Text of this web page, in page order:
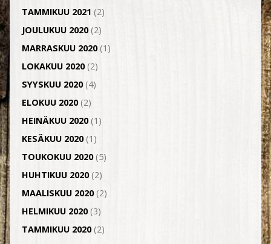
TAMMIKUU 2021 (2)
JOULUKUU 2020(2)
MARRASKUU 2020(1)
LOKAKUU 2020(2)
SYYSKUU 2020(4)
ELOKUU 2020(2)
HEINÄKUU 2020(1)
KESÄKUU 2020(1)
TOUKOKUU 2020(5)
HUHTIKUU 2020(2)
MAALISKUU 2020(2)
HELMIKUU 2020(3)
TAMMIKUU 2020(2)